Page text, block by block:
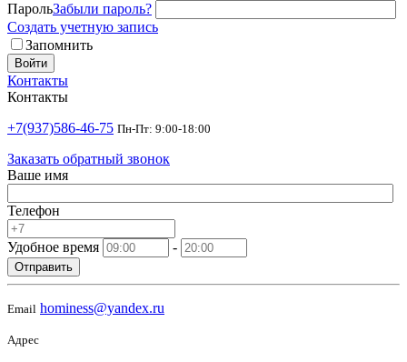
ПарольЗабыли пароль?
Создать учетную запись
Запомнить
Войти
Контакты
Контакты
+7(937)586-46-75 Пн-Пт: 9:00-18:00
Заказать обратный звонок
Ваше имя
Телефон
Удобное время -
Отправить
Email hominess@yandex.ru
Адрес